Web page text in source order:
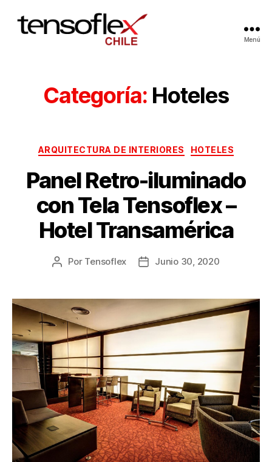
Menú
Categoría: Hoteles
ARQUITECTURA DE INTERIORES HOTELES
Panel Retro-iluminado
con Tela Tensoflex –
Hotel Transamérica
Por Tensoflex Junio 30, 2020